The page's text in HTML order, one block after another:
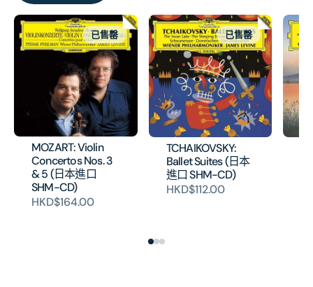
MOZART: Violin
Concertos Nos. 3
& 5 (日本進口
SHM-CD)
HKD$164.00
已售罄
TCHAIKOVSKY:
Ballet Suites (日本
進口 SHM-CD)
HKD$112.00
已售罄